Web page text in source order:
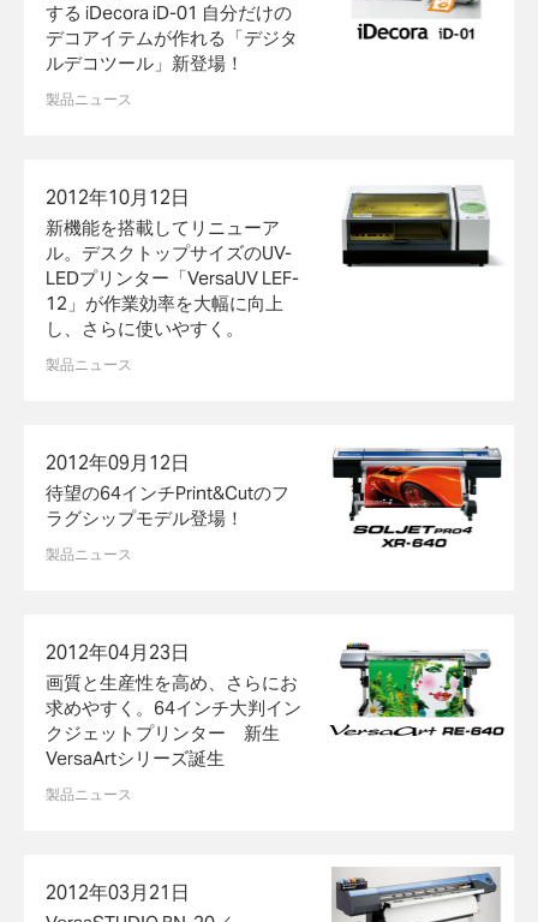
する iDecora iD-01 自分だけの
デコアイテムが作れる「デジタ
ルデコツール」新登場！
製品ニュース
2012年10月12日
新機能を搭載してリニューア
ル。デスクトップサイズのUV-
LEDプリンター「VersaUV LEF-
12」が作業効率を大幅に向上
し、さらに使いやすく。
製品ニュース
2012年09月12日
待望の64インチPrint&Cutのフ
ラグシップモデル登場！
製品ニュース
2012年04月23日
画質と生産性を高め、さらにお
求めやすく。64インチ大判イン
クジェットプリンター 新生
VersaArtシリーズ誕生
製品ニュース
2012年03月21日